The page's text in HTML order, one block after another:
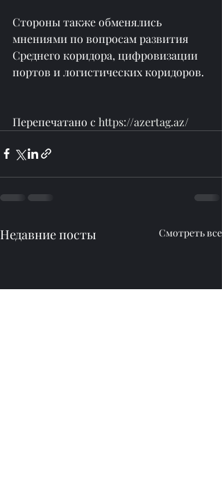
Стороны также обменялись
мнениями по вопросам развития
Среднего коридора, цифровизации
портов и логистических коридоров.
Перепечатано с https://azertag.az/
Недавние посты Смотреть все